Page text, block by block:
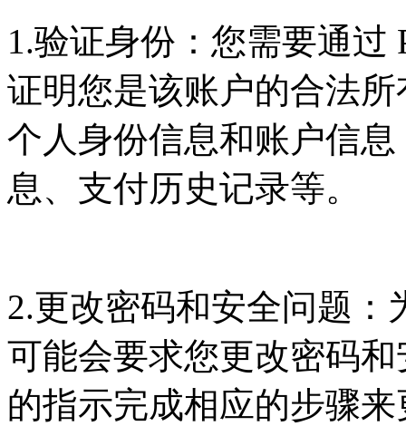
1.验证身份：您需要通过
证明您是该账户的合法
个人身份信息和账户信
息、支付历史记录等。
2.更改密码和安全问题：
可能会要求您更改密码
的指示完成相应的步骤